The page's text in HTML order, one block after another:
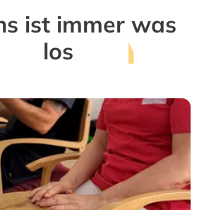
ist immer was
los